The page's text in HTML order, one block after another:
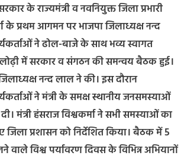
के राज्यमंत्री व नवनियुक्त जिला प्रभारी
के प्रथम आगमन पर भाजपा जिलाध्यक्ष नन्द
ने ढोल-बाजे के साथ भव्य स्वागत
लोढ़ी में सरकार व संगठन की समन्वय बैठक हुई।
नन्द लाल ने की। इस दौरान
ने मंत्री के समक्ष स्थानीय जनसमस्याओं
मंत्री हंसराज विश्वकर्मा ने सभी समस्याओं का
प्रशासन को निर्देशित किया। बैठक में 5
विश्व पर्यावरण दिवस के विभिन्न अभियानों